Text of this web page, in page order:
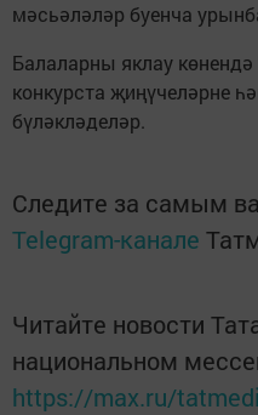
мәсьәләләр буенча
Балаларны яклау
конкурста җиңүчеләрне
бүләкләделәр.
Следите за самым
Telegram-канале
Читайте новости
национальном
https://max.ru/